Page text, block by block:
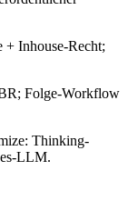
Inhouse-Recht;
Folge-Workflow
Thinking-
LLM.